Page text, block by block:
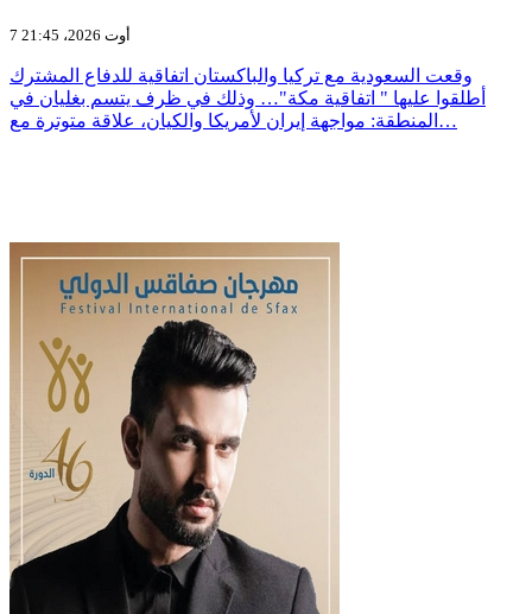
7 أوت 2026، 21:45
وقعت السعودية مع تركيا والباكستان اتفاقية للدفاع المشترك
أطلقوا عليها " اتفاقية مكة"… وذلك في ظرف يتسم بغليان في
المنطقة: مواجهة إيران لأمريكا والكيان، علاقة متوترة مع…